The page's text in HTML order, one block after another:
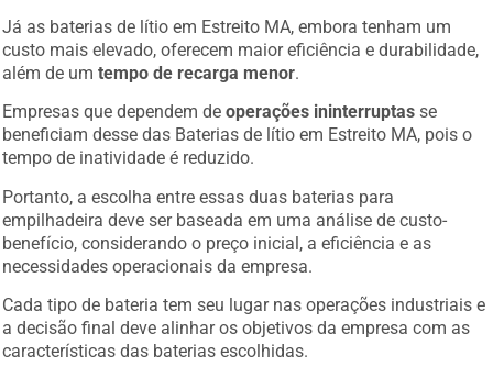
Já as baterias de lítio em Estreito MA, embora tenham um
custo mais elevado, oferecem maior eficiência e durabilidade,
além de umtempo de recarga menor.
Empresas que dependem deoperações ininterruptas se
beneficiam desse das Baterias de lítio em Estreito MA, pois o
tempo de inatividade é reduzido.
Portanto, a escolha entre essas duas baterias para
empilhadeira deve ser baseada em uma análise de custo-
benefício, considerando o preço inicial, a eficiência e as
necessidades operacionais da empresa.
Cada tipo de bateria tem seu lugar nas operações industriais e
a decisão final deve alinhar os objetivos da empresa com as
características das baterias escolhidas.